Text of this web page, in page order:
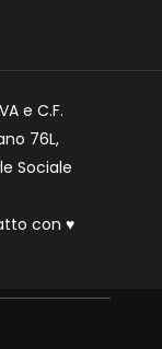
e C.F.
76L,
Sociale
con ♥